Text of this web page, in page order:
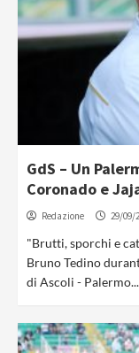
GdS – Un
Coronado e
Redazione 29/09/
"Brutti, sporchi e
Bruno Tedino
di Ascoli - Palermo...